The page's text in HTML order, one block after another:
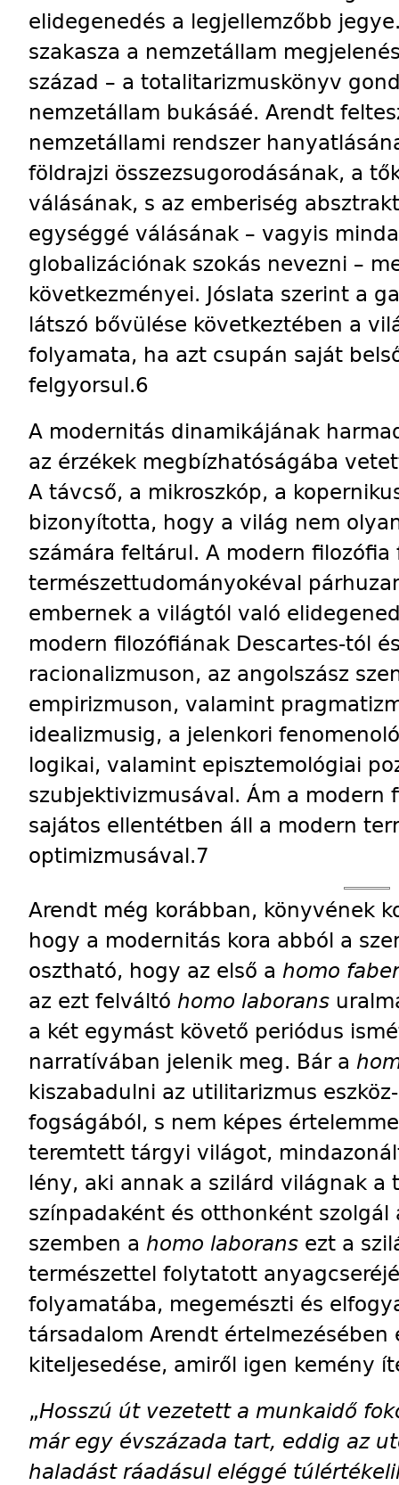
elidegenedés a legjellemzőbb
szakasza a nemzetállam
század – a totalitarizmuskönyv
nemzetállam bukásáé. Arendt
nemzetállami rendszer
földrajzi összezsugorodásának, a
válásának, s az emberiség
egységgé válásának – vagyis
globalizációnak szokás nevezni –
következményei. Jóslata szerint a
látszó bővülése következtében a
folyamata, ha azt csupán saját
felgyorsul.6
A modernitás dinamikájának
az érzékek megbízhatóságába
A távcső, a mikroszkóp, a
bizonyította, hogy a világ nem
számára feltárul. A modern filozófia
természettudományokéval
embernek a világtól való
modern filozófiának Descartes-tól
racionalizmuson, az angolszász
empirizmuson, valamint
idealizmusig, a jelenkori
logikai, valamint episztemológiai
szubjektivizmusával. Ám a modern
sajátos ellentétben áll a modern
optimizmusával.7
Arendt még korábban, könyvének
hogy a modernitás kora abból a
osztható, hogy az első a homo faber
az ezt felváltó homo laborans
a két egymást követő periódus
narratívában jelenik meg. Bár a
kiszabadulni az utilitarizmus
fogságából, s nem képes
teremtett tárgyi világot,
lény, aki annak a szilárd világnak a
színpadaként és otthonként szolgál
szemben a homo laborans ezt a
természettel folytatott
folyamatába, megemészti és
társadalom Arendt
kiteljesedése, amiről igen kemény
„Hosszú út vezetett a munkaidő
már egy évszázada tart, eddig az
haladást ráadásul eléggé